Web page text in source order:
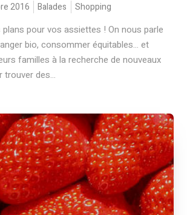
2016 Balades Shopping
pour vos assiettes ! On nous parle
bio, consommer équitables… et
familles à la recherche de nouveaux
trouver des...